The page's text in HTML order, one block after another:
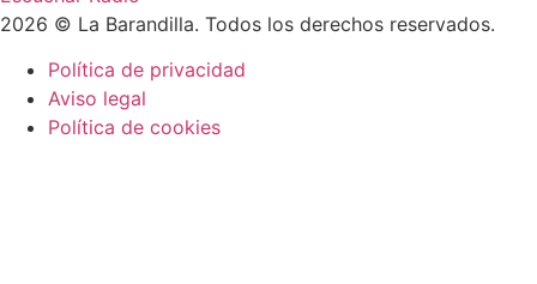
2026 © La Barandilla. Todos los derechos reservados.
Política de privacidad
Aviso legal
Política de cookies